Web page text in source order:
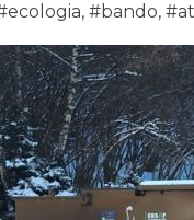
,#bando,